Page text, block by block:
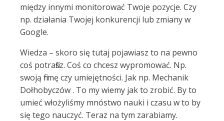
między innymi monitorować Twoje pozycje. Czy
np. działania Twojej konkurencji lub zmiany w
Google.
Wiedza – skoro się tutaj pojawiasz to na pewno
coś potrafisz. Coś co chcesz wypromować. Np.
swoją firmę czy umiejętności. Jak np. Mechanik
Dołhobyczów . To my wiemy jak to zrobić. By to
umieć włożyliśmy mnóstwo nauki i czasu w to by
się tego nauczyć. Teraz na tym zarabiamy.